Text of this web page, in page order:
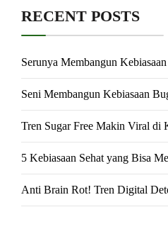
RECENT POSTS
Serunya Membangun
Seni Membangun Kebiasaan
Tren Sugar Free Makin Viral di
5 Kebiasaan Sehat yang Bisa
Anti Brain Rot! Tren Digital